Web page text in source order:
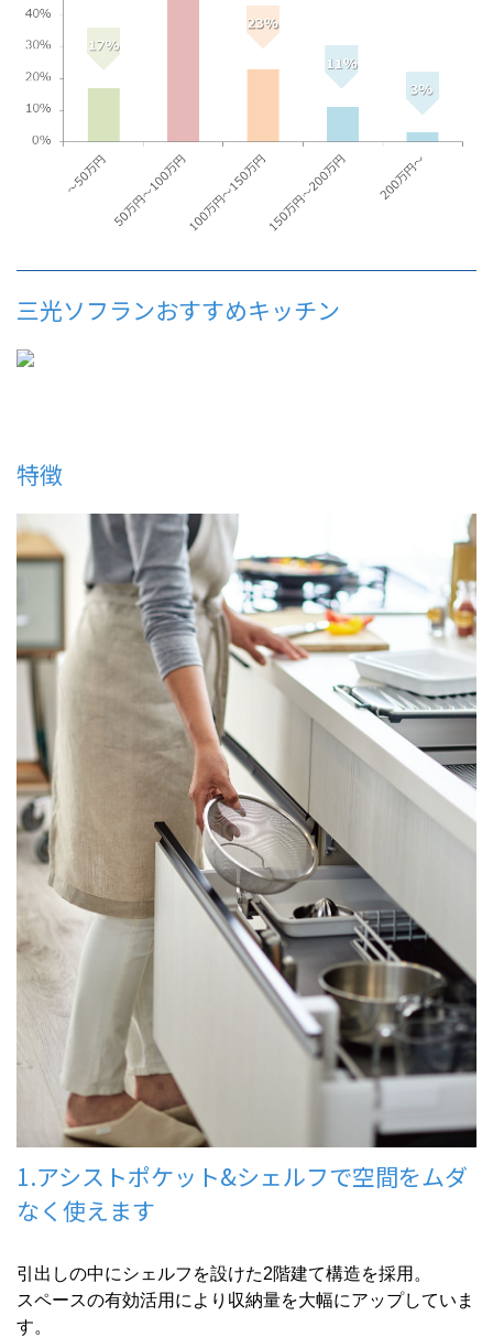
三光ソフランおすすめキッチン
特徴
1.アシストポケット&シェルフで空間をムダ
なく使えます
引出しの中にシェルフを設けた2階建て構造を採用。
スペースの有効活用により収納量を大幅にアップしていま
す。